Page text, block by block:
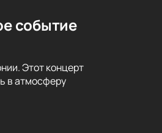
событие
Этот концерт
в атмосферу